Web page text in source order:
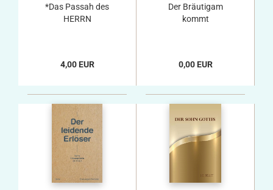
*Das Passah des
HERRN
4,00 EUR
Der Bräutigam
kommt
0,00 EUR